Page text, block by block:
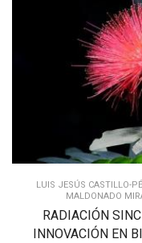
LUIS JESÚS CASTILLO-
MALDONADO
RADIACIÓN
INNOVACIÓN EN